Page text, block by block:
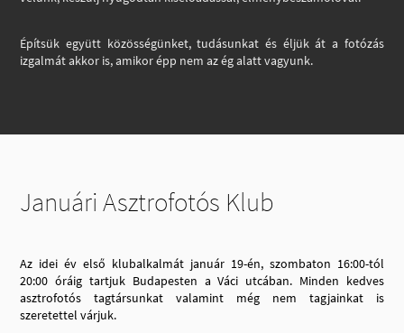
Építsük együtt közösségünket, tudásunkat és éljük át a fotózás
izgalmát akkor is, amikor épp nem az ég alatt vagyunk.
Januári Asztrofotós Klub
Az idei év első klubalkalmát január 19-én, szombaton 16:00-tól
20:00 óráig tartjuk Budapesten a Váci utcában. Minden kedves
asztrofotós tagtársunkat valamint még nem tagjainkat is
szeretettel várjuk.